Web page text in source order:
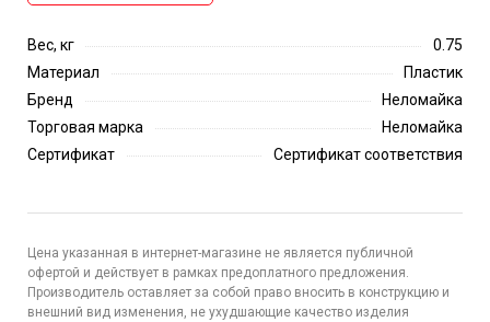
Вес, кг
0.75
Материал
Пластик
Бренд
Неломайка
Торговая марка
Неломайка
Сертификат
Сертификат соответствия
Цена указанная в интернет-магазине не является публичной
офертой и действует в рамках предоплатного предложения.
Производитель оставляет за собой право вносить в конструкцию и
внешний вид изменения, не ухудшающие качество изделия